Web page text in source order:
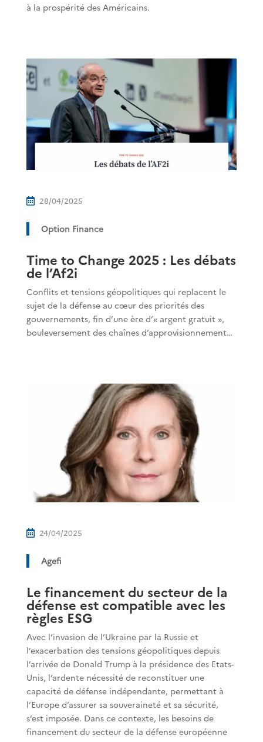
à la prospérité des Américains.
 28/04/2025
Option Finance
Time to Change 2025 : Les débats
de l’Af2i
Conflits et tensions géopolitiques qui replacent le
sujet de la défense au cœur des priorités des
gouvernements, fin d’une ère d’« argent gratuit »,
bouleversement des chaînes d’approvisionnement…
 24/04/2025
Agefi
Le financement du secteur de la
défense est compatible avec les
règles ESG
Avec l’invasion de l’Ukraine par la Russie et
l’exacerbation des tensions géopolitiques depuis
l’arrivée de Donald Trump à la présidence des Etats-
Unis, l’ardente nécessité de reconstituer une
capacité de défense indépendante, permettant à
l’Europe d’assurer sa souveraineté et sa sécurité,
s’est imposée. Dans ce contexte, les besoins de
financement du secteur de la défense européenne